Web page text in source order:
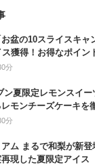
盆の10スライスキャ
獲得！お得なポイン
分
ン夏限定レモンスイ
モンチーズケーキを
分
ム まるで和梨が新
現した夏限定アイス